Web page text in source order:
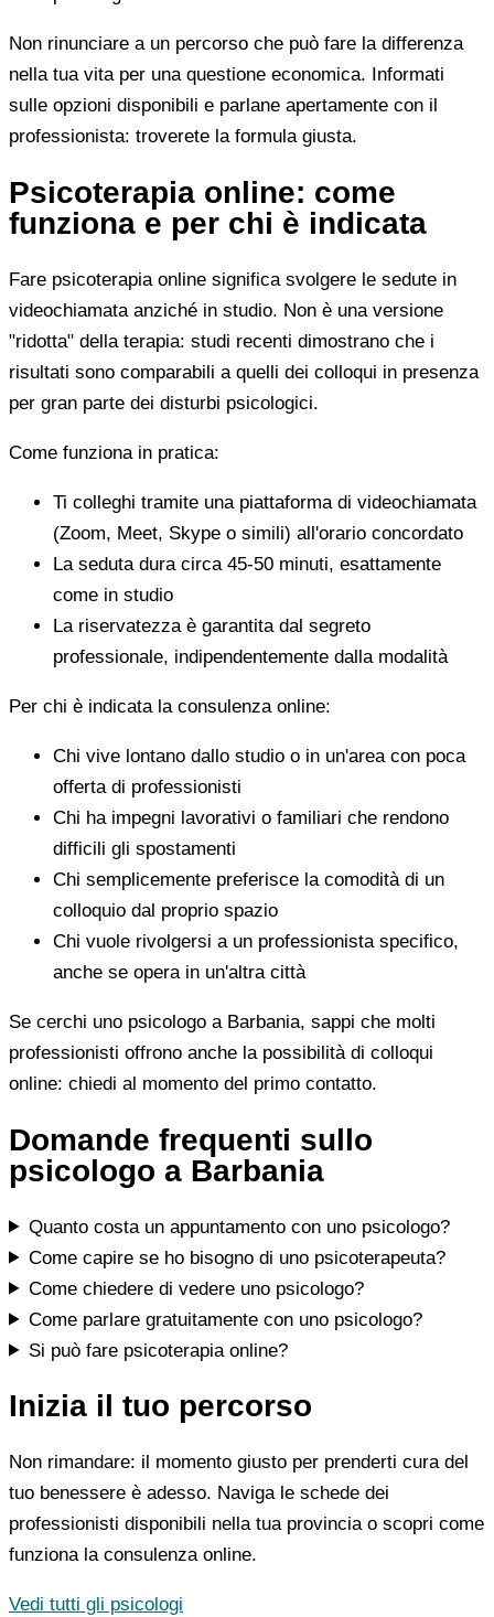
Non rinunciare a un percorso che può fare la differenza
nella tua vita per una questione economica. Informati
sulle opzioni disponibili e parlane apertamente con il
professionista: troverete la formula giusta.
Psicoterapia online: come
funziona e per chi è indicata
Fare psicoterapia online significa svolgere le sedute in
videochiamata anziché in studio. Non è una versione
"ridotta" della terapia: studi recenti dimostrano che i
risultati sono comparabili a quelli dei colloqui in presenza
per gran parte dei disturbi psicologici.
Come funziona in pratica:
Ti colleghi tramite una piattaforma di videochiamata
(Zoom, Meet, Skype o simili) all'orario concordato
La seduta dura circa 45-50 minuti, esattamente
come in studio
La riservatezza è garantita dal segreto
professionale, indipendentemente dalla modalità
Per chi è indicata la consulenza online:
Chi vive lontano dallo studio o in un'area con poca
offerta di professionisti
Chi ha impegni lavorativi o familiari che rendono
difficili gli spostamenti
Chi semplicemente preferisce la comodità di un
colloquio dal proprio spazio
Chi vuole rivolgersi a un professionista specifico,
anche se opera in un'altra città
Se cerchi uno psicologo a Barbania, sappi che molti
professionisti offrono anche la possibilità di colloqui
online: chiedi al momento del primo contatto.
Domande frequenti sullo
psicologo a Barbania
Quanto costa un appuntamento con uno psicologo?
Come capire se ho bisogno di uno psicoterapeuta?
Come chiedere di vedere uno psicologo?
Come parlare gratuitamente con uno psicologo?
Si può fare psicoterapia online?
Inizia il tuo percorso
Non rimandare: il momento giusto per prenderti cura del
tuo benessere è adesso. Naviga le schede dei
professionisti disponibili nella tua provincia o scopri come
funziona la consulenza online.
Vedi tutti gli psicologi